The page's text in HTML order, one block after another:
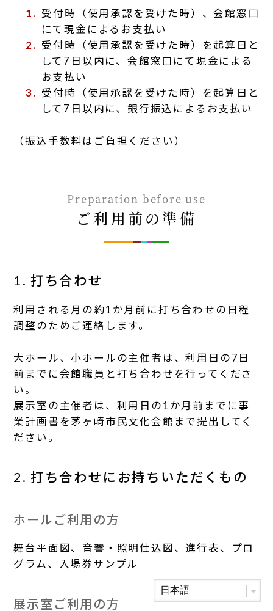
受付時（使用承認を受けた時）、会館窓口
にて現金によるお支払い
受付時（使用承認を受けた時）を起算日と
して7日以内に、会館窓口にて現金による
お支払い
受付時（使用承認を受けた時）を起算日と
して7日以内に、銀行振込によるお支払い
（振込手数料はご負担ください）
Preparation before use
ご利用前の準備
1. 打ち合わせ
利用される月の約1か月前に打ち合わせの日程
調整のためご連絡します。
大ホール、小ホールの主催者は、利用日の7日
前までに会館職員と打ち合わせを行ってくださ
い。
展示室の主催者は、利用日の1か月前までに事
業計画書を茅ヶ崎市民文化会館まで提出してく
ださい。
2. 打ち合わせにお持ちいただくもの
ホールご利用の方
舞台平面図、音響・照明仕込図、進行表、プロ
グラム、入場券サンプル
展示室ご利用の方